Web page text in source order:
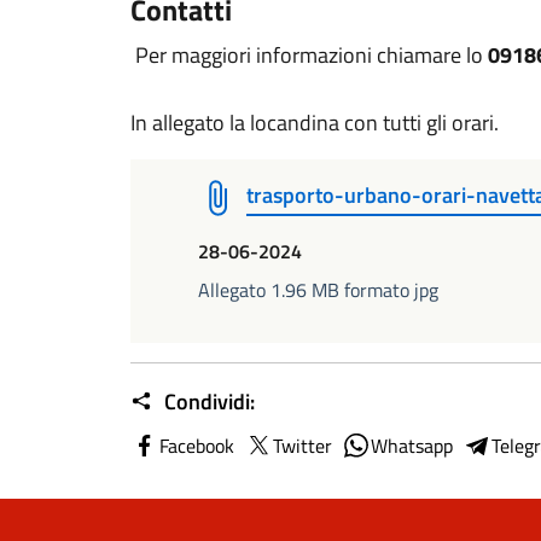
Contatti
Per maggiori informazioni chiamare lo
In allegato la locandina con tutti gli orari.
trasporto-urbano-orari-
28-06-2024
Allegato 1.96 MB formato jpg
Condividi:
Facebook Twitter Whatsapp